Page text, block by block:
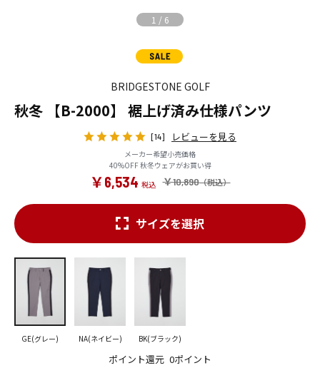
1 / 6
BRIDGESTONE GOLF
秋冬 【B-2000】 裾上げ済み仕様パンツ
[14] レビューを見る
メーカー希望小売価格
40%OFF 秋冬ウェアがお買い得
￥10,890
￥6,534
ポイント還元 0ポイント
サイズを選択
GE(グレー) NA(ネイビー) BK(ブラック)